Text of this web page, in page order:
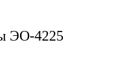
ЭО-4225